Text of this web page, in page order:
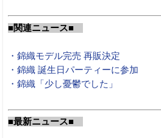
■関連ニュース■
・錦織モデル完売 再販決定
・錦織 誕生日パーティーに参加
・錦織「少し憂鬱でした」
■最新ニュース■